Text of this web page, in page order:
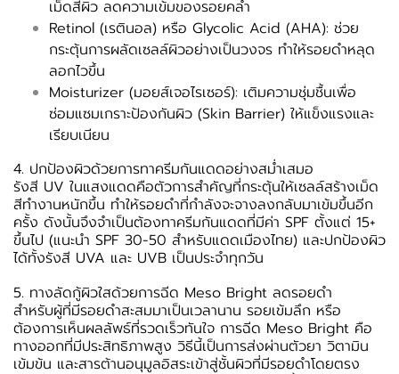
เม็ดสีผิว ลดความเข้มของรอยคล้ำ
Retinol (เรตินอล) หรือ Glycolic Acid (AHA): ช่วย
กระตุ้นการผลัดเซลล์ผิวอย่างเป็นวงจร ทำให้รอยดำหลุด
ลอกไวขึ้น
Moisturizer (มอยส์เจอไรเซอร์): เติมความชุ่มชื้นเพื่อ
ซ่อมแซมเกราะป้องกันผิว (Skin Barrier) ให้แข็งแรงและ
เรียบเนียน
4. ปกป้องผิวด้วยการทาครีมกันแดดอย่างสม่ำเสมอ
รังสี UV ในแสงแดดคือตัวการสำคัญที่กระตุ้นให้เซลล์สร้างเม็ด
สีทำงานหนักขึ้น ทำให้รอยดำที่กำลังจะจางลงกลับมาเข้มขึ้นอีก
ครั้ง ดังนั้นจึงจำเป็นต้องทาครีมกันแดดที่มีค่า SPF ตั้งแต่ 15+
ขึ้นไป (แนะนำ SPF 30-50 สำหรับแดดเมืองไทย) และปกป้องผิว
ได้ทั้งรังสี UVA และ UVB เป็นประจำทุกวัน
5. ทางลัดกู้ผิวใสด้วยการฉีด Meso Bright ลดรอยดำ
สำหรับผู้ที่มีรอยดำสะสมมาเป็นเวลานาน รอยเข้มลึก หรือ
ต้องการเห็นผลลัพธ์ที่รวดเร็วทันใจ การฉีด Meso Bright คือ
ทางออกที่มีประสิทธิภาพสูง วิธีนี้เป็นการส่งผ่านตัวยา วิตามิน
เข้มข้น และสารต้านอนุมูลอิสระเข้าสู่ชั้นผิวที่มีรอยดำโดยตรง